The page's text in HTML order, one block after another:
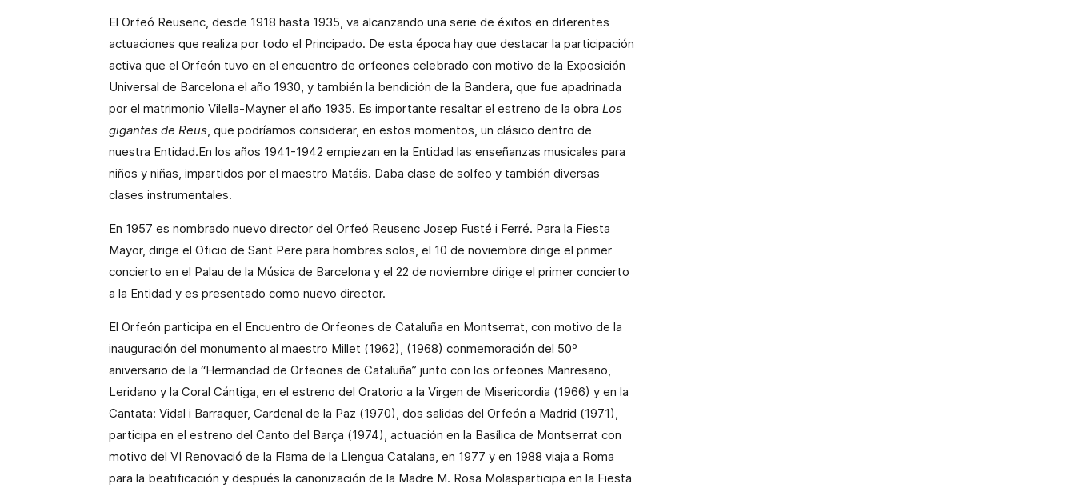
El Orfeó Reusenc, desde 1918 hasta 1935, va alcanzando una serie de éxitos en diferentes
actuaciones que realiza por todo el Principado. De esta época hay que destacar la participación
activa que el Orfeón tuvo en el encuentro de orfeones celebrado con motivo de la Exposición
Universal de Barcelona el año 1930, y también la bendición de la Bandera, que fue apadrinada
por el matrimonio Vilella-Mayner el año 1935. Es importante resaltar el estreno de la obra Los
gigantes de Reus, que podríamos considerar, en estos momentos, un clásico dentro de
nuestra Entidad.En los años 1941-1942 empiezan en la Entidad las enseñanzas musicales para
niños y niñas, impartidos por el maestro Matáis. Daba clase de solfeo y también diversas
clases instrumentales.
En 1957 es nombrado nuevo director del Orfeó Reusenc Josep Fusté i Ferré. Para la Fiesta
Mayor, dirige el Oficio de Sant Pere para hombres solos, el 10 de noviembre dirige el primer
concierto en el Palau de la Música de Barcelona y el 22 de noviembre dirige el primer concierto
a la Entidad y es presentado como nuevo director.
El Orfeón participa en el Encuentro de Orfeones de Cataluña en Montserrat, con motivo de la
inauguración del monumento al maestro Millet (1962), (1968) conmemoración del 50º
aniversario de la “Hermandad de Orfeones de Cataluña” junto con los orfeones Manresano,
Leridano y la Coral Cántiga, en el estreno del Oratorio a la Virgen de Misericordia (1966) y en la
Cantata: Vidal i Barraquer, Cardenal de la Paz (1970), dos salidas del Orfeón a Madrid (1971),
participa en el estreno del Canto del Barça (1974), actuación en la Basílica de Montserrat con
motivo del VI Renovació de la Flama de la Llengua Catalana, en 1977 y en 1988 viaja a Roma
para la beatificación y después la canonización de la Madre M. Rosa Molasparticipa en la Fiesta